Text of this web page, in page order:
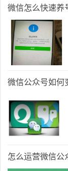
微信怎么快速养
微信公众号如何
怎么运营微信公